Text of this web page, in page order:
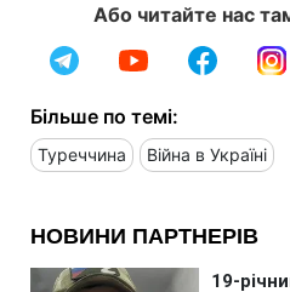
Або читайте нас
Більше по темі:
Туреччина Війна в Україні